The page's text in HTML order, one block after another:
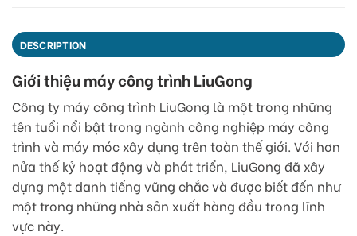
DESCRIPTION
Giới thiệu máy công trình LiuGong
Công ty máy công trình LiuGong là một trong những
tên tuổi nổi bật trong ngành công nghiệp máy công
trình và máy móc xây dựng trên toàn thế giới. Với hơn
nửa thế kỷ hoạt động và phát triển, LiuGong đã xây
dựng một danh tiếng vững chắc và được biết đến như
một trong những nhà sản xuất hàng đầu trong lĩnh
vực này.